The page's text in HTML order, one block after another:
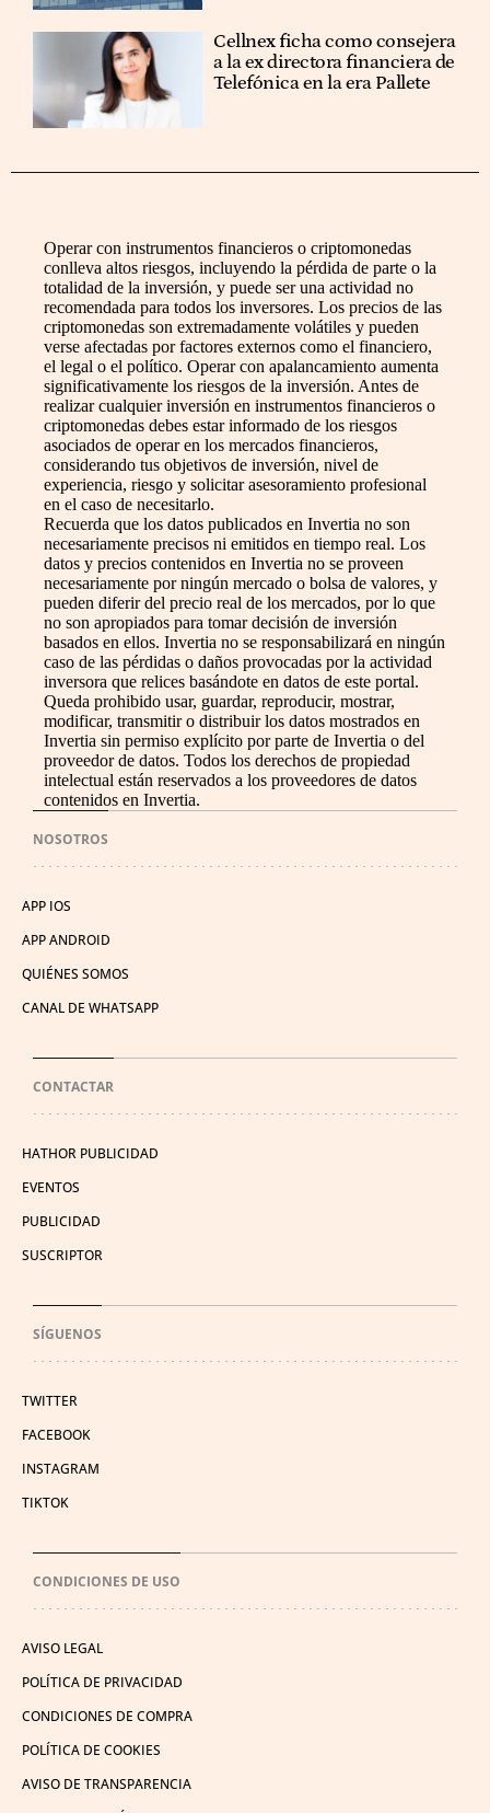
Cellnex ficha como consejera
a la ex directora financiera de
Telefónica en la era Pallete
Operar con instrumentos financieros o criptomonedas
conlleva altos riesgos, incluyendo la pérdida de parte o la
totalidad de la inversión, y puede ser una actividad no
recomendada para todos los inversores. Los precios de las
criptomonedas son extremadamente volátiles y pueden
verse afectadas por factores externos como el financiero,
el legal o el político. Operar con apalancamiento aumenta
significativamente los riesgos de la inversión. Antes de
realizar cualquier inversión en instrumentos financieros o
criptomonedas debes estar informado de los riesgos
asociados de operar en los mercados financieros,
considerando tus objetivos de inversión, nivel de
experiencia, riesgo y solicitar asesoramiento profesional
en el caso de necesitarlo.
Recuerda que los datos publicados en Invertia no son
necesariamente precisos ni emitidos en tiempo real. Los
datos y precios contenidos en Invertia no se proveen
necesariamente por ningún mercado o bolsa de valores, y
pueden diferir del precio real de los mercados, por lo que
no son apropiados para tomar decisión de inversión
basados en ellos. Invertia no se responsabilizará en ningún
caso de las pérdidas o daños provocadas por la actividad
inversora que relices basándote en datos de este portal.
Queda prohibido usar, guardar, reproducir, mostrar,
modificar, transmitir o distribuir los datos mostrados en
Invertia sin permiso explícito por parte de Invertia o del
proveedor de datos. Todos los derechos de propiedad
intelectual están reservados a los proveedores de datos
contenidos en Invertia.
NOSOTROS
APP IOS
APP ANDROID
QUIÉNES SOMOS
CANAL DE WHATSAPP
CONTACTAR
HATHOR PUBLICIDAD
EVENTOS
PUBLICIDAD
SUSCRIPTOR
SÍGUENOS
TWITTER
FACEBOOK
INSTAGRAM
TIKTOK
CONDICIONES DE USO
AVISO LEGAL
POLÍTICA DE PRIVACIDAD
CONDICIONES DE COMPRA
POLÍTICA DE COOKIES
AVISO DE TRANSPARENCIA